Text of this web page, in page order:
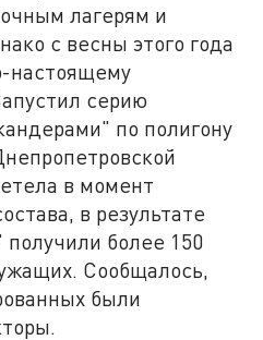
лагерям и
с весны этого года
настоящему
серию
по полигону
в момент
в результате
более 150
Сообщалось,
были